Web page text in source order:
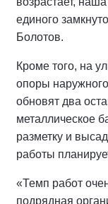
единого
Болотов.
Кроме того, на
опоры
обновят два
металлическое
разметку и
работы
«Темп работ
подрядная